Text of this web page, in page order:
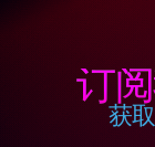
订
获